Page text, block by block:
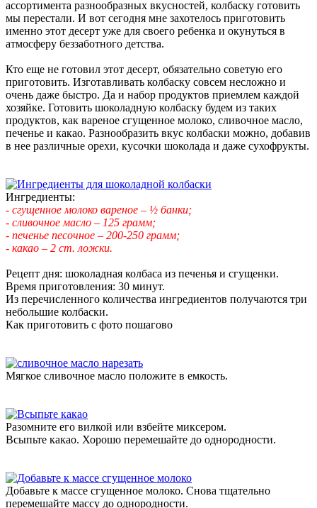
ассортимента разнообразных вкусностей, колбаску готовить
мы перестали. И вот сегодня мне захотелось приготовить
именно этот десерт уже для своего ребенка и окунуться в
атмосферу беззаботного детства.
Кто еще не готовил этот десерт, обязательно советую его
приготовить. Изготавливать колбаску совсем несложно и
очень даже быстро. Да и набор продуктов приемлем каждой
хозяйке. Готовить шоколадную колбаску будем из таких
продуктов, как вареное сгущенное молоко, сливочное масло,
печенье и какао. Разнообразить вкус колбаски можно, добавив
в нее различные орехи, кусочки шоколада и даже сухофрукты.
Ингредиенты:
- сгущенное молоко вареное – ½ банки;
- сливочное масло – 125 грамм;
- печенье песочное – 200-250 грамм;
- какао – 2 ст. ложки.
Рецепт дня: шоколадная колбаса из печенья и сгущенки.
Время приготовления: 30 минут.
Из перечисленного количества ингредиентов получаются три
небольшие колбаски.
Как приготовить с фото пошагово
Мягкое сливочное масло положите в емкость.
Разомните его вилкой или взбейте миксером.
Всыпьте какао. Хорошо перемешайте до однородности.
Добавьте к массе сгущенное молоко. Снова тщательно
перемешайте массу до однородности.